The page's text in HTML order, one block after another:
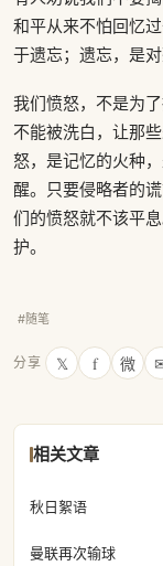
和平从来不怕回忆
于遗忘；遗忘，是
我们愤怒，不是为
不能被洗白，让那
怒，是记忆的火种
醒。只要侵略者的
们的愤怒就不该平
护。
#随笔
分享 𝕏 f 微
相关文章
秋日絮语
曼联再次输球